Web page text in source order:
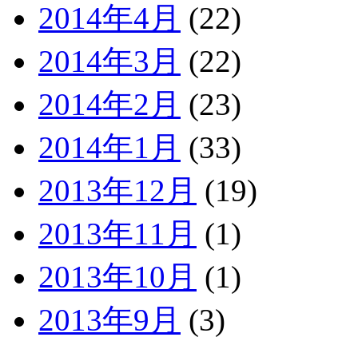
2014年4月 (22)
2014年3月 (22)
2014年2月 (23)
2014年1月 (33)
2013年12月 (19)
2013年11月 (1)
2013年10月 (1)
2013年9月 (3)